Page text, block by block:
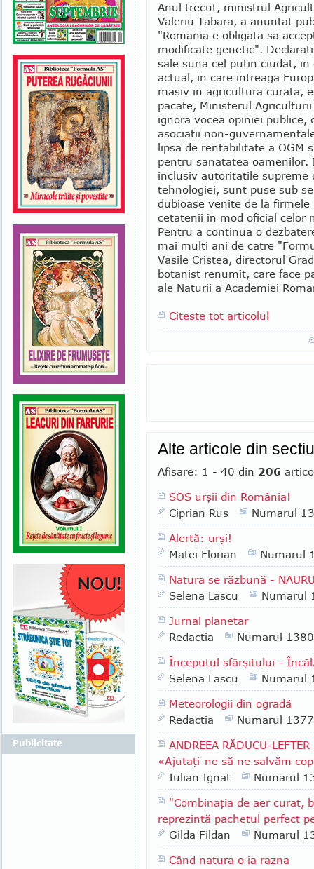
Anul trecut, ministrul
Valeriu Tabara, a anuntat
"Romania e obligata sa
modificate genetic".
sale suna cel putin ciudat,
actual, in care intreaga
masiv in agricultura curata,
pacate, Ministerul Agriculturii
ignora vocea opiniei publice,
asociatii non-
lipsa de rentabilitate a OGM
pentru sanatatea
inclusiv autoritatile supreme
tehnologiei, sunt puse sub
dubioase venite de la
cetatenii in mod oficial celor
Pentru a continua o
mai multi ani de catre
Vasile Cristea, directorul
botanist renumit, care face
ale Naturii a Academiei
Citeste tot articolul
Alte articole din
Afisare: 1 - 40 din 206
SOS urşii din România!
Ciprian Rus
Numarul
Alertă: urşi!
Matei Florian
Numarul
Natura se răzbună -
Selena Lascu
Numarul
Jurnal planetar
Redactia
Numarul 1380
Începutul sfârşitului -
Selena Lascu
Numarul
Meteorologii din ogradă
Redactia
Numarul 1377
ANDREEA RĂDUCU-
«Ajutaţi-ne să ne salvăm
Iulian Ignat
Numarul
"Combinaţia de aer curat,
reprezintă pachetul perfect
Gilda Fildan
Numarul
Când natura o ia razna
Publicitate